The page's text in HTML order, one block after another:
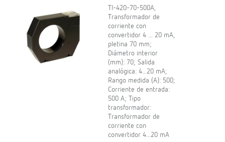
TI-420-70-500A,
Transformador de
corriente con
convertidor 4 ... 20 mA,
pletina 70 mm;
Diámetro interior
(mm): 70; Salida
analógica: 4...20 mA;
Rango medida (A): 500;
Corriente de entrada:
500 A; Tipo
transformador:
Transformador de
corriente con
convertidor 4...20 mA